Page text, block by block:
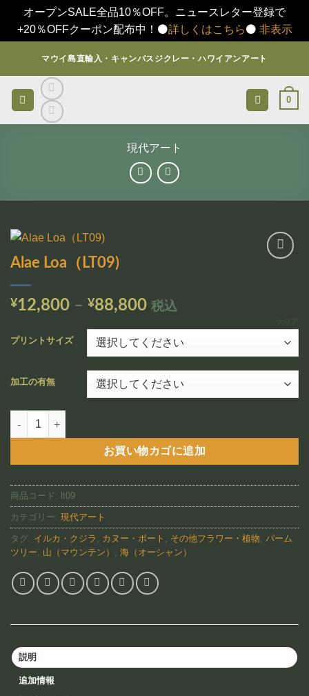
オープンSALE全品10％OFF。ニュースレター登録で
+20％OFFクーポン配布中！⚫️詳しくはこちら⚫️ 非表示
マウイ島直輸入・キャンバスジクレー・ハワイアンアート
0
現代アート
Alae Loa（LT09)
¥12,800 – ¥88,800価
帯:
¥12,800
–
¥88,800
税込
プリントサイズ
加工の有無
クリア
Alae Loa（LT09)個
お買い物カゴに追加
商品コード: lt09
カテゴリー: 現代アート
タグ: イルカ・クジラ , カヌー・ボート , その他フラワー・植物, パーム
ツリー, 山（マウンテン） , 海（オーシャン）
説明
追加情報